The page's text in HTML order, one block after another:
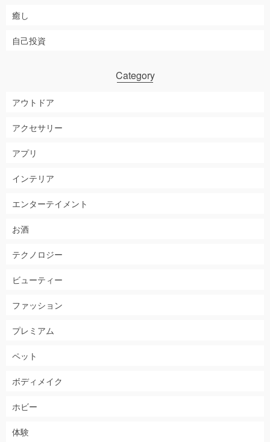
癒し
自己投資
Category
アウトドア
アクセサリー
アプリ
インテリア
エンターテイメント
お酒
テクノロジー
ビューティー
ファッション
プレミアム
ペット
ボディメイク
ホビー
体験